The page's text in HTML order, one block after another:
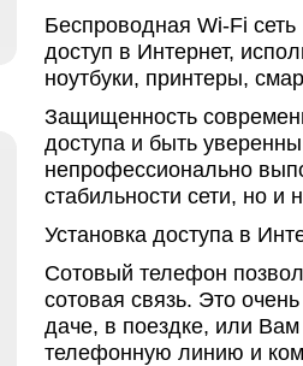
Беспроводная Wi-Fi
доступ в Интернет,
ноутбуки, принтеры,
Защищенность
доступа и быть
непрофессионально
стабильности сети, но
Установка доступа в
Сотовый телефон
сотовая связь. Это
даче, в поездке, или Вам
телефонную линию и